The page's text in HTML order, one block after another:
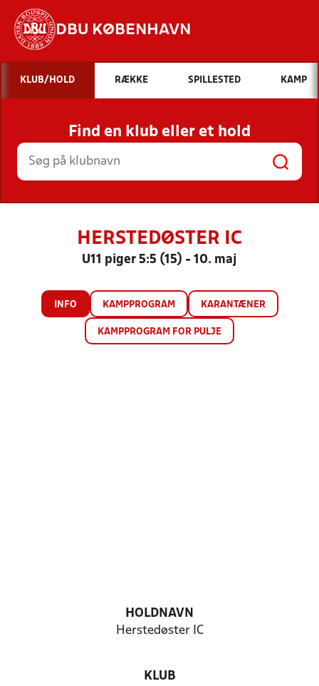
DBU KØBENHAVN
Hvad vil du søge efter?
INDHOLD OG NYHEDER
STILLINGER, RESULTATER, KLUBBER OG
HOLD
KLUB/HOLD RÆKKE SPILLESTED KAMP
Find en klub eller et hold
HERSTEDØSTER IC
U11 piger 5:5 (15) - 10. maj
INFO KAMPPROGRAM KARANTÆNER
KAMPPROGRAM FOR PULJE
HOLDNAVN
Herstedøster IC
KLUB